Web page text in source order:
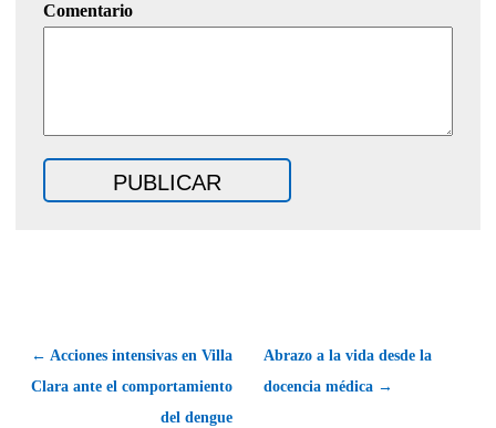
Comentario
← Acciones intensivas en Villa
Clara ante el comportamiento
del dengue
Abrazo a la vida desde la
docencia médica →